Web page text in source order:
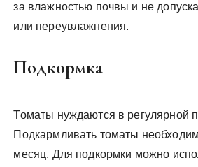
за влажностью почвы и не
или переувлажнения.
Подкормка
Томаты нуждаются в регулярной
Подкармливать томаты
месяц. Для подкормки можно